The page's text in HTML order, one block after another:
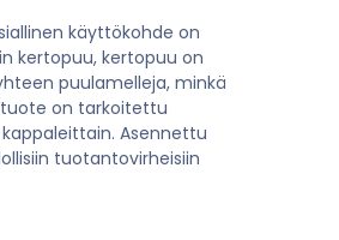
käyttökohde on
kertopuu, kertopuu on
puulamelleja, minkä
on tarkoitettu
Asennettu
tuotantovirheisiin